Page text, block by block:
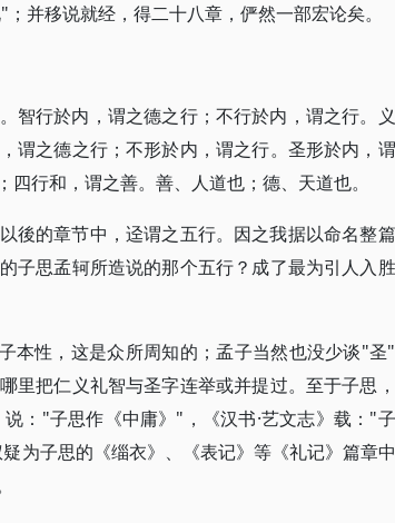
并移说就经，得二十八章，俨然一部宏论矣。
智行於内，谓之德之行；不行於内，谓之行。
谓之德之行；不形於内，谓之行。圣形於内，
行和，谓之善。善、人道也；德、天道也。
後的章节中，迳谓之五行。因之我据以命名整
子思孟轲所造说的那个五行？成了最为引人入
本性，这是众所周知的；孟子当然也没少谈"圣
里把仁义礼智与圣字连举或并提过。至于子思
："子思作《中庸》"，《汉书·艺文志》载："
为子思的《缁衣》、《表记》等《礼记》篇章